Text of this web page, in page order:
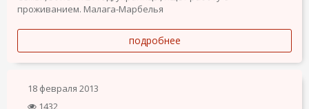
проживанием. Малага-Марбелья
подробнее
18 февраля 2013
1432